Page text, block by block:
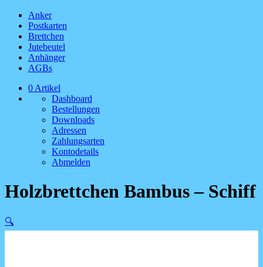
Anker
Postkarten
Brettchen
Jutebeutel
Anhänger
AGBs
0 Artikel
Dashboard
Bestellungen
Downloads
Adressen
Zahlungsarten
Kontodetails
Abmelden
Holzbrettchen Bambus – Schiff
🔍